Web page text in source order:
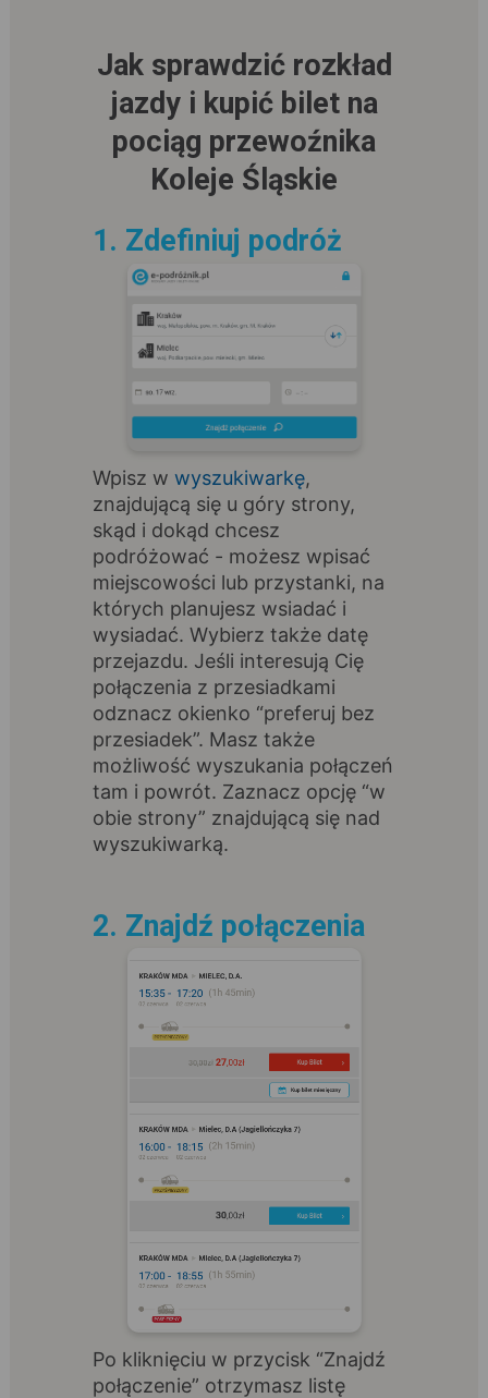
Jak sprawdzić rozkład
jazdy i kupić bilet na
pociąg przewoźnika
Koleje Śląskie
1. Zdefiniuj podróż
Wpisz w wyszukiwarkę,
znajdującą się u góry strony,
skąd i dokąd chcesz
podróżować - możesz wpisać
miejscowości lub przystanki, na
których planujesz wsiadać i
wysiadać. Wybierz także datę
przejazdu. Jeśli interesują Cię
połączenia z przesiadkami
odznacz okienko “preferuj bez
przesiadek”. Masz także
możliwość wyszukania połączeń
tam i powrót. Zaznacz opcję “w
obie strony” znajdującą się nad
wyszukiwarką.
2. Znajdź połączenia
Po kliknięciu w przycisk “Znajdź
połączenie” otrzymasz listę